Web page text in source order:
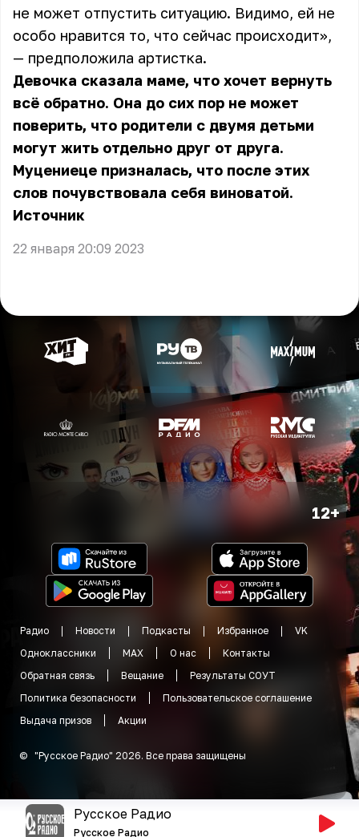
не может отпустить ситуацию. Видимо, ей не
особо нравится то, что сейчас происходит»,
— предположила артистка.
Девочка сказала маме, что хочет вернуть
всё обратно. Она до сих пор не может
поверить, что родители с двумя детьми
могут жить отдельно друг от друга.
Муцениеце призналась, что после этих
слов почувствовала себя виноватой.
Источник
22 января 20:09 2023
12+
Радио Новости Подкасты Избранное
VK
Одноклассники
MAX О нас
Контакты
Обратная связь
Вещание
Результаты СОУТ
Политика безопасности
Пользовательское соглашение
Выдача призов
Акции
© "Русское Радио" 2026. Все права защищены
Русское Радио
Русское Радио